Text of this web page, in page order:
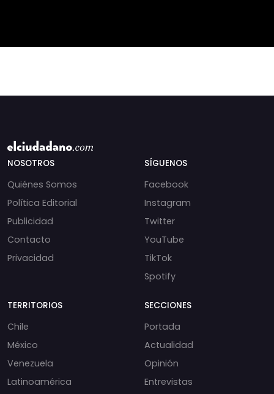
NOSOTROS
Quiénes Somos
Política Editorial
Publicidad
Contacto
Privacidad
SÍGUENOS
Facebook
Instagram
Twitter
YouTube
TikTok
Spotify
TERRITORIOS
Chile
México
Venezuela
Latinoamérica
SECCIONES
Portada
Actualidad
Opinión
Entrevistas